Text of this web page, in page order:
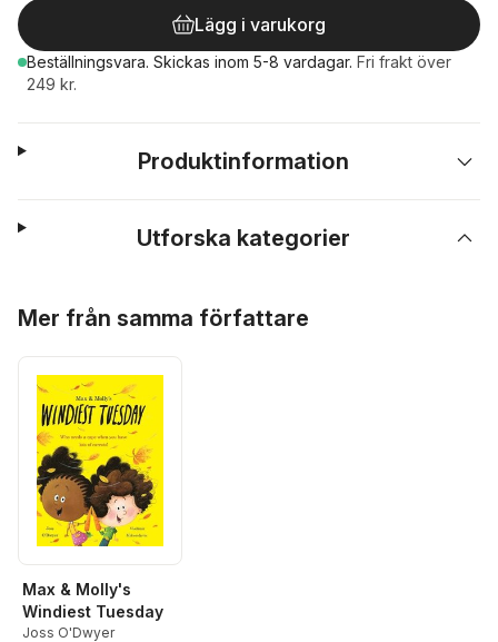
Lägg i varukorg
Beställningsvara. Skickas inom 5-8 vardagar. Fri frakt över
249 kr.
Produktinformation
Utforska kategorier
Mer från samma författare
Max & Molly's
Windiest Tuesday
Joss O'Dwyer